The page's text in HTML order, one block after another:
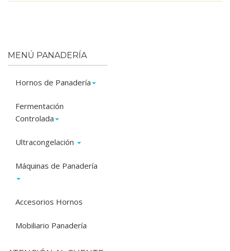
MENÚ PANADERÍA
Hornos de Panadería
Fermentación
Controlada
Ultracongelación
Máquinas de Panadería
Accesorios Hornos
Mobiliario Panadería